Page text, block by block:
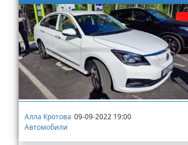
Алла Кротова 09-09-2022 19:00
Автомобили